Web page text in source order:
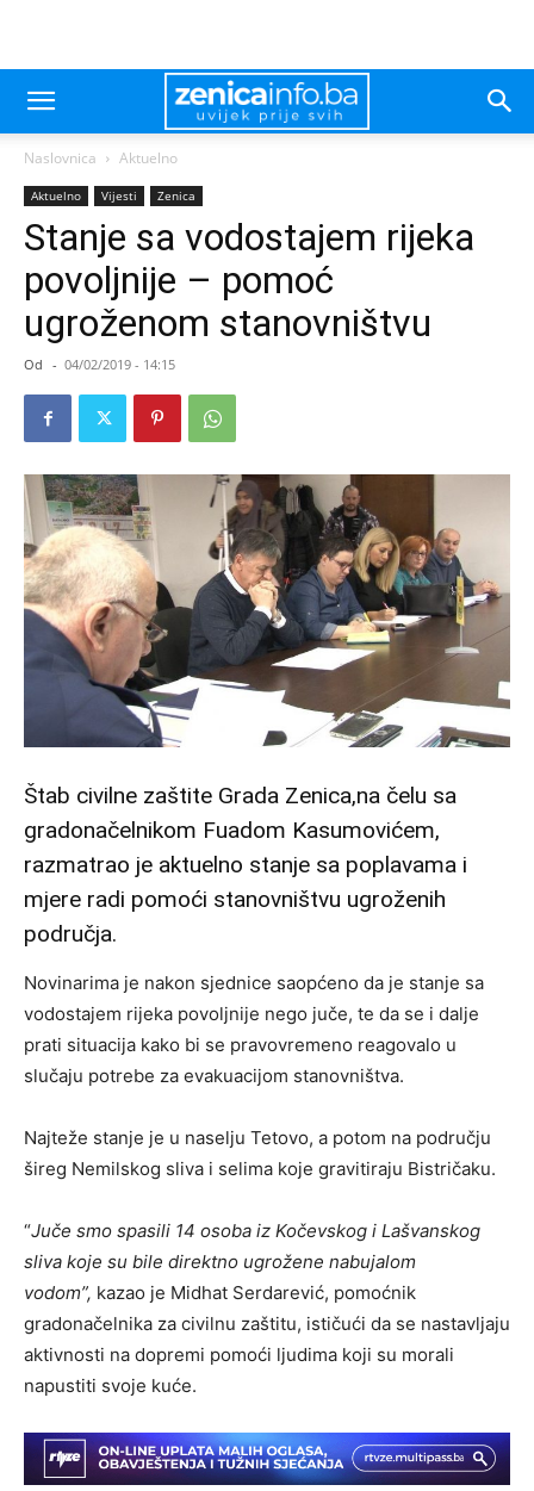
Naslovnica Aktuelno
Aktuelno Vijesti Zenica
Stanje sa vodostajem rijeka
povoljnije – pomoć
ugroženom stanovništvu
Od - 04/02/2019 - 14:15
Štab civilne zaštite Grada Zenica,na čelu sa
gradonačelnikom Fuadom Kasumovićem,
razmatrao je aktuelno stanje sa poplavama i
mjere radi pomoći stanovništvu ugroženih
područja.
Novinarima je nakon sjednice saopćeno da je stanje sa
vodostajem rijeka povoljnije nego juče, te da se i dalje
prati situacija kako bi se pravovremeno reagovalo u
slučaju potrebe za evakuacijom stanovništva.
Najteže stanje je u naselju Tetovo, a potom na području
šireg Nemilskog sliva i selima koje gravitiraju Bistričaku.
“Juče smo spasili 14 osoba iz Kočevskog i Lašvanskog
sliva koje su bile direktno ugrožene nabujalom
vodom”, kazao je Midhat Serdarević, pomoćnik
gradonačelnika za civilnu zaštitu, ističući da se nastavljaju
aktivnosti na dopremi pomoći ljudima koji su morali
napustiti svoje kuće.